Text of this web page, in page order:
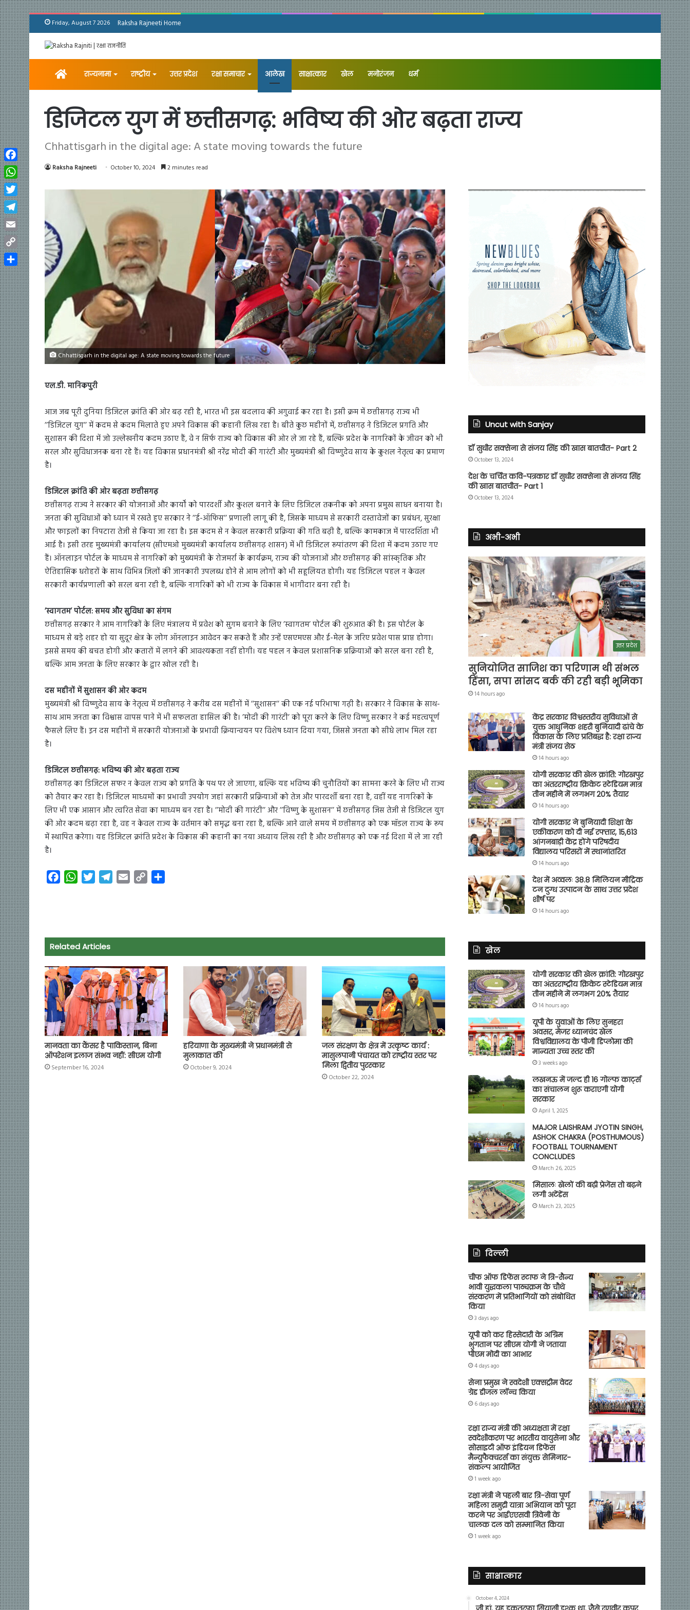
Friday, August 7 2026 Raksha Rajneeti Home
Homeराज्यनामा राष्ट्रीय उत्तर प्रदेश रक्षा समाचार आलेख ⁠साक्षात्कार खेल मनोरंजन धर्म
डिजिटल युग में छत्तीसगढ़: भविष्य की ओर बढ़ता राज्य
Chhattisgarh in the digital age: A state moving towards the future
Raksha Rajneeti October 10, 2024 2 minutes read
Chhattisgarh in the digital age: A state moving towards the future
एल.डी. मानिकपुरी
आज जब पूरी दुनिया डिजिटल क्रांति की ओर बढ़ रही है, भारत भी इस बदलाव की अगुवाई कर रहा है। इसी क्रम में छत्तीसगढ़ राज्य भी
’’डिजिटल युग’’ में कदम से कदम मिलाते हुए अपने विकास की कहानी लिख रहा है। बीते कुछ महीनों में, छत्तीसगढ़ ने डिजिटल प्रगति और
सुशासन की दिशा में जो उल्लेखनीय कदम उठाए हैं, वे न सिर्फ राज्य को विकास की ओर ले जा रहे हैं, बल्कि प्रदेश के नागरिकों के जीवन को भी
सरल और सुविधाजनक बना रहे हैं। यह विकास प्रधानमंत्री श्री नरेंद्र मोदी की गारंटी और मुख्यमंत्री श्री विष्णुदेव साय के कुशल नेतृत्व का प्रमाण
है।
डिजिटल क्रांति की ओर बढ़ता छत्तीसगढ़
छत्तीसगढ़ राज्य ने सरकार की योजनाओं और कार्यों को पारदर्शी और कुशल बनाने के लिए डिजिटल तकनीक को अपना प्रमुख साधन बनाया है।
जनता की सुविधाओं को ध्यान में रखते हुए सरकार ने ’’ई-ऑफिस’’ प्रणाली लागू की है, जिसके माध्यम से सरकारी दस्तावेजों का प्रबंधन, सुरक्षा
और फाइलों का निपटारा तेजी से किया जा रहा है। इस कदम से न केवल सरकारी प्रक्रिया की गति बढ़ी है, बल्कि कामकाज में पारदर्शिता भी
आई है। इसी तरह मुख्यमंत्री कार्यालय (सीएमओ मुख्यमंत्री कार्यालय छत्तीसगढ़ शासन) में भी डिजिटल रूपांतरण की दिशा में कदम उठाए गए
हैं। ऑनलाइन पोर्टल के माध्यम से नागरिकों को मुख्यमंत्री के रोजमर्रा के कार्यक्रम, राज्य की योजनाओं और छत्तीसगढ़ की सांस्कृतिक और
ऐतिहासिक धरोहरों के साथ विभिन्न जिलों की जानकारी उपलब्ध होने से आम लोगों को भी सहूलियत होगी। यह डिजिटल पहल न केवल
सरकारी कार्यप्रणाली को सरल बना रही है, बल्कि नागरिकों को भी राज्य के विकास में भागीदार बना रही है।
’स्वागतम’ पोर्टल: समय और सुविधा का संगम
छत्तीसगढ़ सरकार ने आम नागरिकों के लिए मंत्रालय में प्रवेश को सुगम बनाने के लिए ’स्वागतम’ पोर्टल की शुरुआत की है। इस पोर्टल के
माध्यम से बड़े शहर हो या सुदूर क्षेत्र के लोग ऑनलाइन आवेदन कर सकते हैं और उन्हें एसएमएस और ई-मेल के जरिए प्रवेश पास प्राप्त होगा।
इससे समय की बचत होगी और कतारों में लगने की आवश्यकता नहीं होगी। यह पहल न केवल प्रशासनिक प्रक्रियाओं को सरल बना रही है,
बल्कि आम जनता के लिए सरकार के द्वार खोल रही है।
दस महीनों में सुशासन की ओर कदम
मुख्यमंत्री श्री विष्णुदेव साय के नेतृत्व में छत्तीसगढ़ ने करीब दस महीनों में ’’सुशासन’’ की एक नई परिभाषा गढ़ी है। सरकार ने विकास के साथ-
साथ आम जनता का विश्वास वापस पाने में भी सफलता हासिल की है। ’मोदी की गारंटी’ को पूरा करने के लिए विष्णु सरकार ने कई महत्वपूर्ण
फैसले लिए हैं। इन दस महीनों में सरकारी योजनाओं के प्रभावी क्रियान्वयन पर विशेष ध्यान दिया गया, जिससे जनता को सीधे लाभ मिल रहा
है।
डिजिटल छत्तीसगढ़: भविष्य की ओर बढ़ता राज्य
छत्तीसगढ़ का डिजिटल सफर न केवल राज्य को प्रगति के पथ पर ले जाएगा, बल्कि यह भविष्य की चुनौतियों का सामना करने के लिए भी राज्य
को तैयार कर रहा है। डिजिटल माध्यमों का प्रभावी उपयोग जहां सरकारी प्रक्रियाओं को तेज और पारदर्शी बना रहा है, वहीं यह नागरिकों के
लिए भी एक आसान और त्वरित सेवा का माध्यम बन रहा है। ’’मोदी की गारंटी’’ और ’’विष्णु के सुशासन’’ में छत्तीसगढ़ जिस तेजी से डिजिटल युग
की ओर कदम बढ़ा रहा है, वह न केवल राज्य के वर्तमान को समृद्ध बना रहा है, बल्कि आने वाले समय में छत्तीसगढ़ को एक मॉडल राज्य के रूप
में स्थापित करेगा। यह डिजिटल क्रांति प्रदेश के विकास की कहानी का नया अध्याय लिख रही है और छत्तीसगढ़ को एक नई दिशा में ले जा रही
है।
o
o
k
W
A
p
p
e
r
a
m
n
k
Related Articles
मानवता का कैंसर है पाकिस्तान, बिना
ऑपरेशन इलाज संभव नहीं: सीएम योगी
September 16, 2024
हरियाणा के मुख्यमंत्री ने प्रधानमंत्री से
मुलाकात की
October 9, 2024
जल संरक्षण के क्षेत्र में उत्कृष्ट कार्य :
मासुलपानी पंचायत को राष्ट्रीय स्तर पर
मिला द्वितीय पुरस्कार
October 22, 2024
Uncut with Sanjay
डॉ सुधीर सक्सेना से संजय सिंह की खास बातचीत- Part 2
October 13, 2024
देश के चर्चित कवि-पत्रकार डॉ सुधीर सक्सेना से संजय सिंह
की खास बातचीत- Part 1
October 13, 2024
अभी-अभी
उत्तर प्रदेश
सुनियोजित साजिश का परिणाम थी संभल
हिंसा, सपा सांसद बर्क की रही बड़ी भूमिका
14 hours ago
केंद्र सरकार विश्वस्तरीय सुविधाओं से
युक्त आधुनिक शहरी बुनियादी ढांचे के
विकास के लिए प्रतिबद्ध है: रक्षा राज्य
मंत्री संजय सेठ
14 hours ago
योगी सरकार की खेल क्रांति: गोरखपुर
का अंतरराष्ट्रीय क्रिकेट स्टेडियम मात्र
तीन महीने में लगभग 20% तैयार
14 hours ago
योगी सरकार ने बुनियादी शिक्षा के
एकीकरण को दी नई रफ्तार, 15,613
आंगनबाड़ी केंद्र होंगे परिषदीय
विद्यालय परिसरों में स्थानांतरित
14 hours ago
देश में अव्वलः 38.8 मिलियन मीट्रिक
टन दुग्ध उत्पादन के साथ उत्तर प्रदेश
शीर्ष पर
14 hours ago
खेल
योगी सरकार की खेल क्रांति: गोरखपुर
का अंतरराष्ट्रीय क्रिकेट स्टेडियम मात्र
तीन महीने में लगभग 20% तैयार
14 hours ago
यूपी के युवाओं के लिए सुनहरा
अवसर, मेजर ध्यानचंद खेल
विश्वविद्यालय के पीजी डिप्लोमा की
मान्यता उच्च स्तर की
3 weeks ago
लखनऊ में जल्द ही 16 गोल्फ कार्ट्स
का संचालन शुरू कराएगी योगी
सरकार
April 1, 2025
MAJOR LAISHRAM JYOTIN SINGH,
ASHOK CHAKRA (POSTHUMOUS)
FOOTBALL TOURNAMENT
CONCLUDES
March 26, 2025
मिसालः खेलों की बढ़ी प्रेजेंस तो बढ़ने
लगी अटेंडेंस
March 23, 2025
दिल्ली
चीफ ऑफ डिफेंस स्टाफ ने त्रि-सैन्य
भावी युद्धकला पाठ्यक्रम के चौथे
संस्करण में प्रतिभागियों को संबोधित
किया
3 days ago
यूपी को कर हिस्सेदारी के अग्रिम
भुगतान पर सीएम योगी ने जताया
पीएम मोदी का आभार
4 days ago
सेना प्रमुख ने स्वदेशी एक्सट्रीम वेदर
ग्रेड डीजल लॉन्च किया
6 days ago
रक्षा राज्य मंत्री की अध्यक्षता में रक्षा
स्वदेशीकरण पर भारतीय वायुसेना और
सोसाइटी ऑफ इंडियन डिफेंस
मैन्युफैक्चरर्स का संयुक्त सेमिनार-
संकल्प आयोजित
1 week ago
रक्षा मंत्री ने पहली बार त्रि-सेवा पूर्ण
महिला समुद्री यात्रा अभियान को पूरा
करने पर आईएएसवी त्रिवेनी के
चालक दल को सम्मानित किया
1 week ago
साक्षात्कार
October 4, 2024
Facebook
WhatsApp
Twitter
Telegram
Email
Copy
Link
Share